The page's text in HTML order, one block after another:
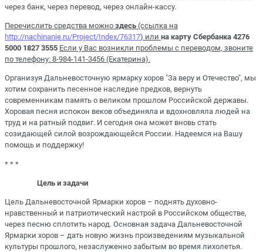
через банк, через перевод, через онлайн-кассу.
Перечислить средства можно здесь (ссылка на
http://nachinanie.ru/Project/Index/76317) или на карту Сбербанка 4276
5000 1827 3555 Если у Вас возникли проблемы с переводом, звоните
по телефону: 8-984-141-3456 (Екатерина).
Организуя Дальневосточную ярмарку хоров "За веру и Отечество", мы
хотим сохранить песенное наследие предков, вернуть
современникам память о великом прошлом Российской державы.
Хоровая песня испокон веков объединяла и вдохновляла людей на
труд и на ратный подвиг. И сегодня она может вновь стать
созидающей силой возрождающейся России. Надеемся на Вашу
помощь и поддержку!
* * *
Цель и задачи
Цель Дальневосточной Ярмарки хоров – поднять духовно-
нравственный и патриотический настрой в Российском обществе,
через песню сплотить народ. Основная задача Дальневосточной
Ярмарки хоров – дать новую жизнь произведениям музыкальной
культуры прошлого, незаслуженно забытым во время лихолетья.